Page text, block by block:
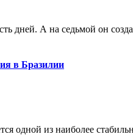
дней. А на седьмой он
в Бразилии
одной из наиболее